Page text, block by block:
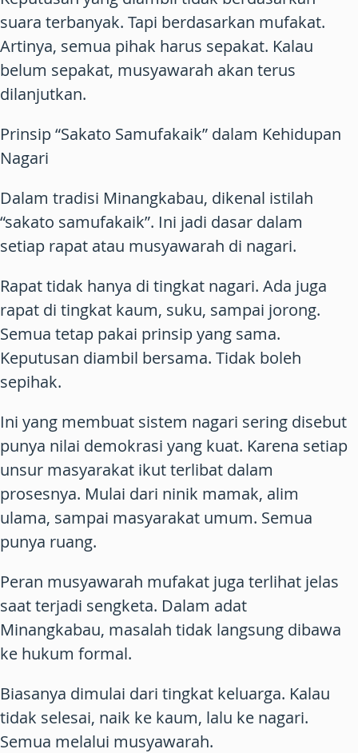
suara terbanyak. Tapi berdasarkan mufakat.
Artinya, semua pihak harus sepakat. Kalau
belum sepakat, musyawarah akan terus
dilanjutkan.
Prinsip “Sakato Samufakaik” dalam Kehidupan
Nagari
Dalam tradisi Minangkabau, dikenal istilah
“sakato samufakaik”. Ini jadi dasar dalam
setiap rapat atau musyawarah di nagari.
Rapat tidak hanya di tingkat nagari. Ada juga
rapat di tingkat kaum, suku, sampai jorong.
Semua tetap pakai prinsip yang sama.
Keputusan diambil bersama. Tidak boleh
sepihak.
Ini yang membuat sistem nagari sering disebut
punya nilai demokrasi yang kuat. Karena setiap
unsur masyarakat ikut terlibat dalam
prosesnya. Mulai dari ninik mamak, alim
ulama, sampai masyarakat umum. Semua
punya ruang.
Peran musyawarah mufakat juga terlihat jelas
saat terjadi sengketa. Dalam adat
Minangkabau, masalah tidak langsung dibawa
ke hukum formal.
Biasanya dimulai dari tingkat keluarga. Kalau
tidak selesai, naik ke kaum, lalu ke nagari.
Semua melalui musyawarah.